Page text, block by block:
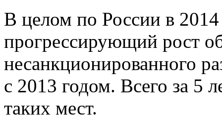
В целом по России в
прогрессирующий рост
несанкционированного
с 2013 годом. Всего за 5
таких мест.